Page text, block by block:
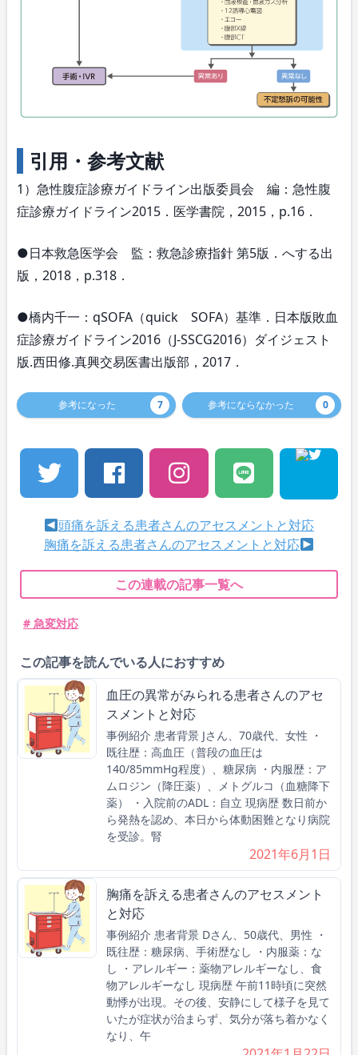
引用・参考文献
1）急性腹症診療ガイドライン出版委員会 編：急性腹
症診療ガイドライン2015．医学書院，2015，p.16．
●日本救急医学会 監：救急診療指針 第5版．へする出
版，2018，p.318．
●橋内千一：qSOFA（quick SOFA）基準．日本版敗血
症診療ガイドライン2016（J-SSCG2016）ダイジェスト
版.西田修.真興交易医書出版部，2017．
参考になった 7 参考にならなかった 0
頭痛を訴える患者さんのアセスメントと対応
胸痛を訴える患者さんのアセスメントと対応
この連載の記事一覧へ
# 急変対応
この記事を読んでいる人におすすめ
血圧の異常がみられる患者さんのアセ
スメントと対応
事例紹介 患者背景 Jさん、70歳代、女性 ・
既往歴：高血圧（普段の血圧は
140/85mmHg程度）、糖尿病 ・内服歴：ア
ムロジン（降圧薬）、メトグルコ（血糖降下
薬） ・入院前のADL：自立 現病歴 数日前か
ら発熱を認め、本日から体動困難となり病院
を受診。腎
2021年6月1日
胸痛を訴える患者さんのアセスメント
と対応
事例紹介 患者背景 Dさん、50歳代、男性 ・
既往歴：糖尿病、手術歴なし ・内服薬：な
し ・アレルギー：薬物アレルギーなし、食
物アレルギーなし 現病歴 午前11時頃に突然
動悸が出現。その後、安静にして様子を見て
いたが症状が治まらず、気分が落ち着かなく
なり、午